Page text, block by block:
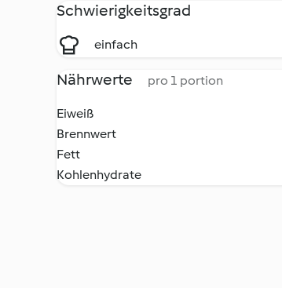
Schwierigkeitsgrad
einfach
Nährwerte pro 1 portion
Eiweiß
Brennwert
Fett
Kohlenhydrate